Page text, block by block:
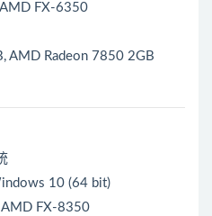
FX-6350
AMD Radeon 7850 2GB
10 (64 bit)
FX-8350